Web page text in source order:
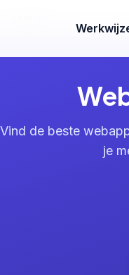
Vind de beste
je